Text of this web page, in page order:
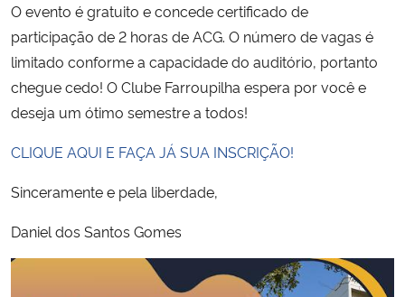
Banco Central do Brasil
Planalto
O evento é gratuito e concede certificado de
participação de 2 horas de ACG. O número de vagas é
limitado conforme a capacidade do auditório, portanto
chegue cedo! O Clube Farroupilha espera por você e
deseja um ótimo semestre a todos!
CLIQUE AQUI E FAÇA JÁ SUA INSCRIÇÃO!
Sinceramente e pela liberdade,
Daniel dos Santos Gomes